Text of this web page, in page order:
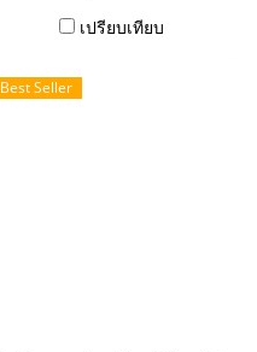
เปรียบเทียบ
Best Seller